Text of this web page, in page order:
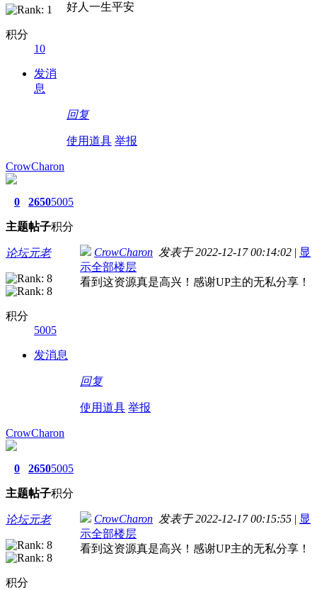
积分
10
发消
息
好人一生平安
回复
使用道具 举报
CrowCharon
0
主题
2650
帖子
5005
积分
论坛元老
积分
5005
发消息
CrowCharon 发表于 2022-12-17 00:14:02 | 显
示全部楼层
看到这资源真是高兴！感谢UP主的无私分享！
回复
使用道具 举报
CrowCharon
0
主题
2650
帖子
5005
积分
论坛元老
积分
CrowCharon 发表于 2022-12-17 00:15:55 | 显
示全部楼层
看到这资源真是高兴！感谢UP主的无私分享！